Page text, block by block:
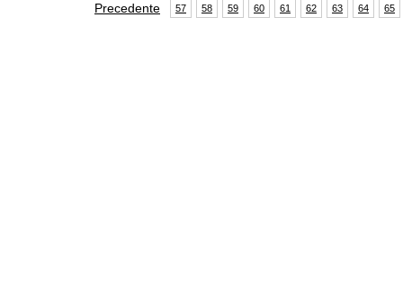
Precedente 57 58 59 60 61 62 63 64 65